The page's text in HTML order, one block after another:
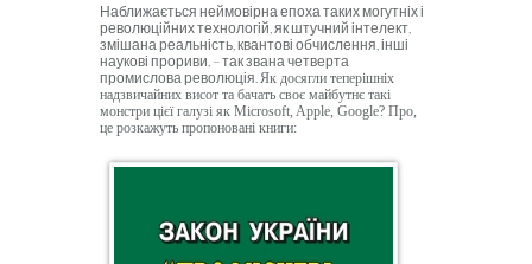
Наближається неймовірна епоха таких могутніх і
революційних технологій, як штучний інтелект,
змішана реальність, квантові обчислення, інші
наукові прориви, – так звана четверта
промислова революція. Як досягли теперішніх
надзвичайних висот та бачать своє майбутнє такі
монстри цієї галузі як Microsoft, Apple, Google? Про,
це розкажуть пропоновані книги: